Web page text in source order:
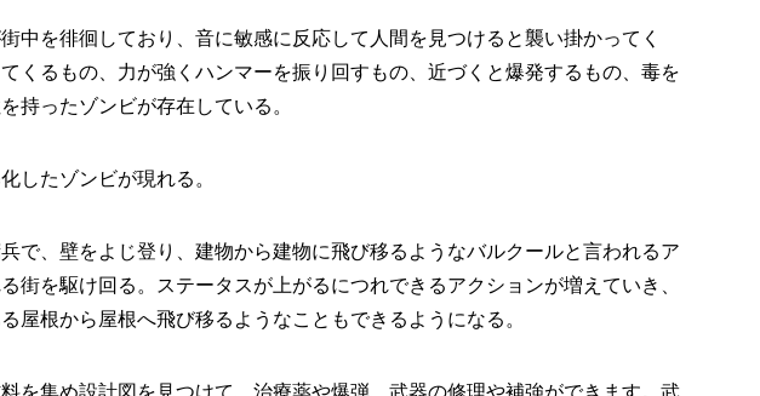
中を徘徊しており、音に敏感に反応して人間を見つけると襲い掛かってく
くるもの、力が強くハンマーを振り回すもの、近づくと爆発するもの、毒を
持ったゾンビが存在している。
したゾンビが現れる。
で、壁をよじ登り、建物から建物に飛び移るようなバルクールと言われるア
街を駆け回る。ステータスが上がるにつれできるアクションが増えていき、
屋根から屋根へ飛び移るようなこともできるようになる。
を集め設計図を見つけて、治療薬や爆弾、武器の修理や補強ができます。武